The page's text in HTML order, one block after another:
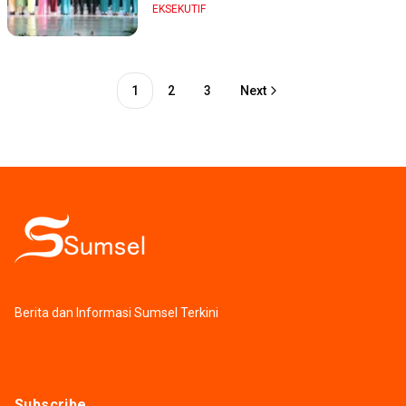
EKSEKUTIF
1 2 3 Next
Berita dan Informasi Sumsel Terkini